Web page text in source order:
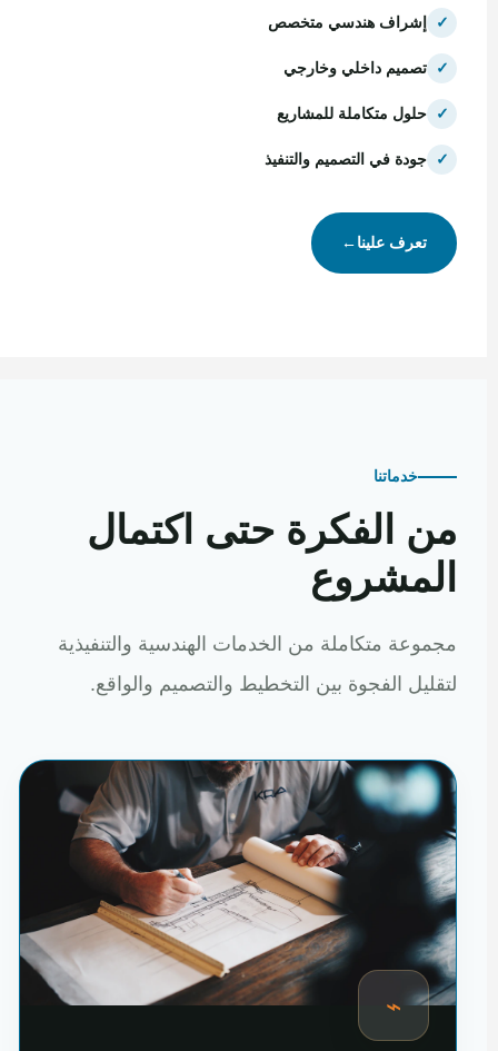
✓ إشراف هندسي متخصص
✓ تصميم داخلي وخارجي
✓ حلول متكاملة للمشاريع
✓ جودة في التصميم والتنفيذ
تعرف علينا←
خدماتنا
من الفكرة حتى اكتمال
المشروع
مجموعة متكاملة من الخدمات الهندسية والتنفيذية
لتقليل الفجوة بين التخطيط والتصميم والواقع.
⌁